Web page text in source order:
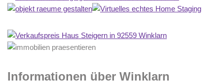
Informationen über Winklarn